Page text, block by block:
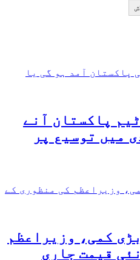
پاکستان آنے
میں توسیع پر
کمی، وزیراعظم
قیمت جاری